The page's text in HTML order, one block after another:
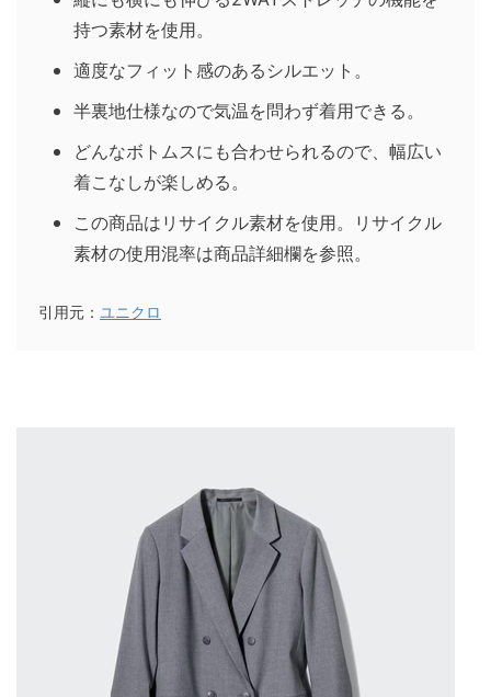
持つ素材を使用。
適度なフィット感のあるシルエット。
半裏地仕様なので気温を問わず着用できる。
どんなボトムスにも合わせられるので、幅広い
着こなしが楽しめる。
この商品はリサイクル素材を使用。リサイクル
素材の使用混率は商品詳細欄を参照。
引用元： ユニクロ